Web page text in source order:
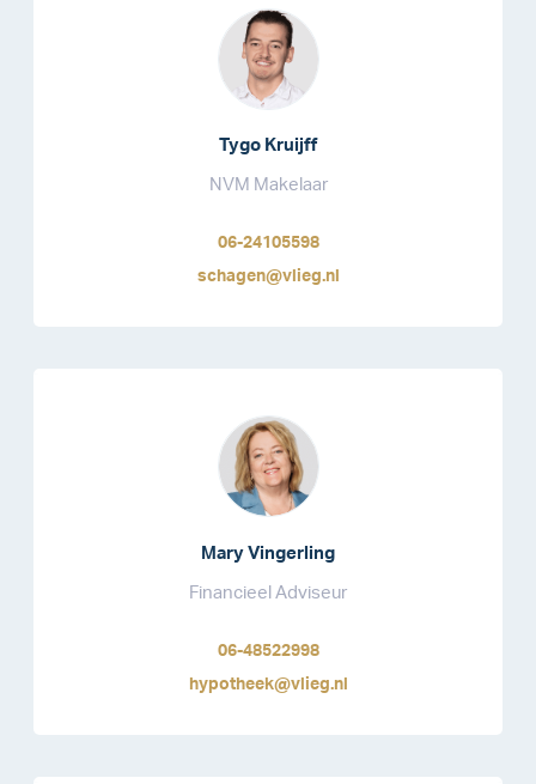
Tygo Kruijff
NVM Makelaar
06-24105598
schagen@vlieg.nl
Mary Vingerling
Financieel Adviseur
06-48522998
hypotheek@vlieg.nl